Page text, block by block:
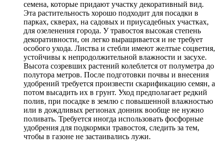
семена, которые придают участку декоративный вид.
Эта растительность хорошо подходит для посадки в
парках, скверах, на садовых и приусадебных участках,
для озеленения города. У травостоя высокая степень
декоративности, он легко выращивается и не требует
особого ухода. Листва и стебли имеют желтые соцветия,
устойчивы к непродолжительной влажности и засухе.
Высота созревших растений колеблется от полуметра до
полутора метров. После подготовки почвы и внесения
удобрений требуется произвести скарификацию семян, а
потом высадить их в грунт. Уход предполагает редкий
полив, при посадке в землю с повышенной влажностью
или в дождливых регионах донник вообще не нужно
поливать. Требуется иногда использовать фосфорные
удобрения для подкормки травостоя, следить за тем,
чтобы в газоне не застаивались лужи.